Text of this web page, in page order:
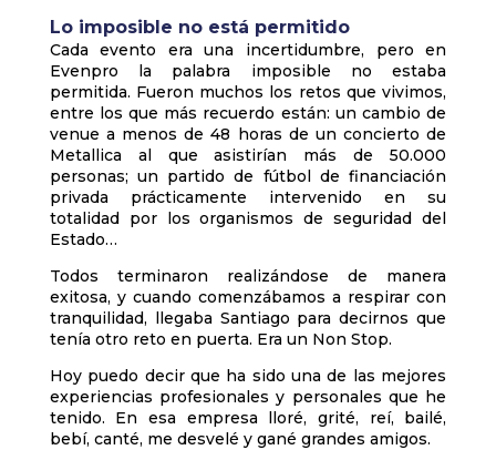
Lo imposible no está permitido
Cada evento era una incertidumbre, pero en
Evenpro la palabra imposible no estaba
permitida. Fueron muchos los retos que vivimos,
entre los que más recuerdo están: un cambio de
venue a menos de 48 horas de un concierto de
Metallica al que asistirían más de 50.000
personas; un partido de fútbol de financiación
privada prácticamente intervenido en su
totalidad por los organismos de seguridad del
Estado…
Todos terminaron realizándose de manera
exitosa, y cuando comenzábamos a respirar con
tranquilidad, llegaba Santiago para decirnos que
tenía otro reto en puerta. Era un Non Stop.
Hoy puedo decir que ha sido una de las mejores
experiencias profesionales y personales que he
tenido. En esa empresa lloré, grité, reí, bailé,
bebí, canté, me desvelé y gané grandes amigos.